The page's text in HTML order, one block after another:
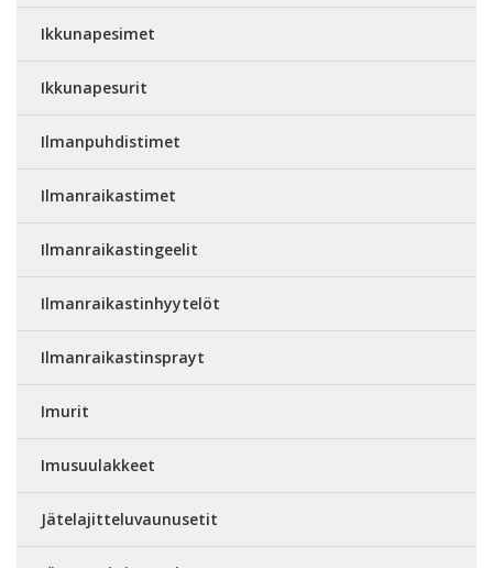
Ikkunapesimet
Ikkunapesurit
Ilmanpuhdistimet
Ilmanraikastimet
Ilmanraikastingeelit
Ilmanraikastinhyytelöt
Ilmanraikastinsprayt
Imurit
Imusuulakkeet
Jätelajitteluvaunusetit